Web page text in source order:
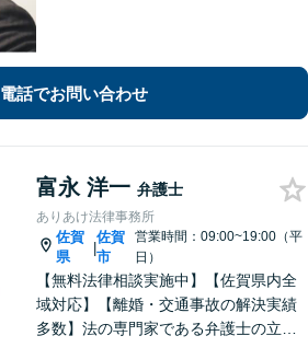
ブルに対応【初回のご相談30分無料】
電話でお問い合わせ
富永 洋一 弁護士
ありあけ法律事務所
佐賀
県
|
佐賀
市
営業時間：09:00~19:00（平
日）
【無料法律相談実施中】【佐賀県内全
域対応】【離婚・交通事故の解決実績
多数】法の専門家である弁護士の立場